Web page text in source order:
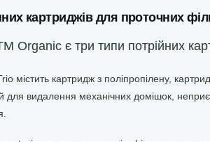
картриджів для проточних
Organic є три типи потрійних
містить картридж з поліпропілену,
для видалення механічних домішок,